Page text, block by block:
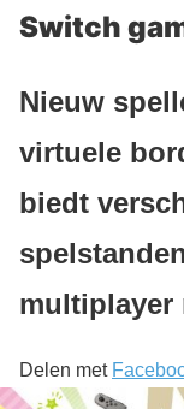
Switch
Nieuw
virtuele
biedt
multiplayer
Delen met